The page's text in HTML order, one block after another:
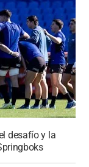
desafío y la